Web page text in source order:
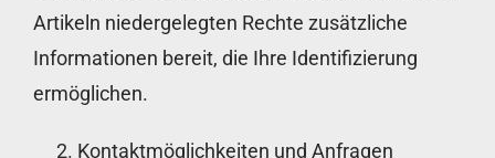
Artikeln niedergelegten Rechte zusätzliche
Informationen bereit, die Ihre Identifizierung
ermöglichen.
Kontaktmöglichkeiten und Anfragen